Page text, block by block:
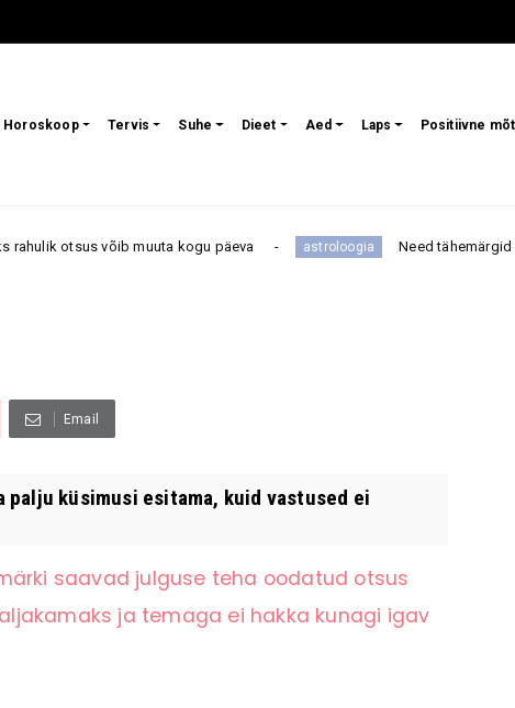
Horoskoop Tervis Suhe Dieet Aed Laps Positiivne
võib muuta kogu päeva astroloogia Need tähemärgid ei taha
Email
küsimusi esitama, kuid vastused ei
saavad julguse teha oodatud otsus
ja temaga ei hakka kunagi igav